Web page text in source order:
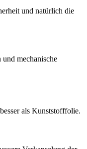
und natürlich die
mechanische
als Kunststofffolie.